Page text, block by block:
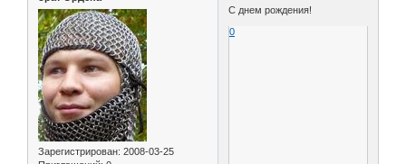
Зарегистрирован: 2008-03-25
С днем рождения!
0